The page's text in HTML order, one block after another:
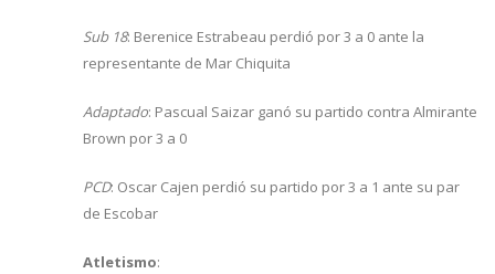
Sub 18: Berenice Estrabeau perdió por 3 a 0 ante la
representante de Mar Chiquita
Adaptado: Pascual Saizar ganó su partido contra Almirante
Brown por 3 a 0
PCD: Oscar Cajen perdió su partido por 3 a 1 ante su par
de Escobar
Atletismo: